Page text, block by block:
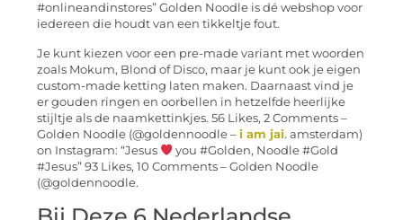
#onlineandinstores” Golden Noodle is dé webshop voor
iedereen die houdt van een tikkeltje fout.
Je kunt kiezen voor een pre-made variant met woorden
zoals Mokum, Blond of Disco, maar je kunt ook je eigen
custom-made ketting laten maken. Daarnaast vind je
er gouden ringen en oorbellen in hetzelfde heerlijke
stijltje als de naamkettinkjes. 56 Likes, 2 Comments –
Golden Noodle (@goldennoodle – i am jai. amsterdam)
on Instagram: “Jesus
you #Golden, Noodle #Gold
#Jesus” 93 Likes, 10 Comments – Golden Noodle
(@goldennoodle.